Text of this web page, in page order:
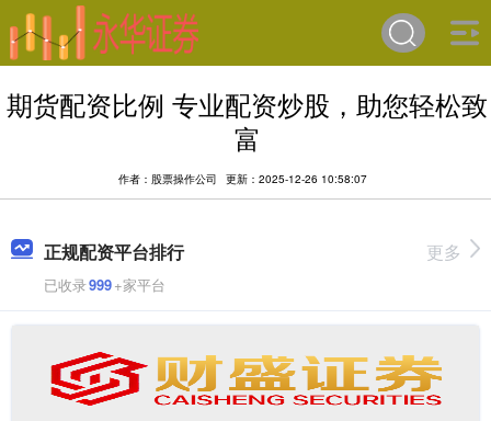
期货配资比例 专业配资炒股，助您轻松致
富
作者：股票操作公司 更新：2025-12-26 10:58:07
正规配资平台排行
已收录999+家平台
更多